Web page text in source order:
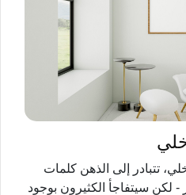
تتبادر إلى الذهن كلمات
- لكن سيتفاجأ الكثيرون بوجود